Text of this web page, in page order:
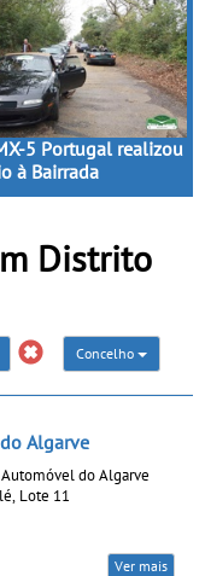
5 Portugal realizou
à Bairrada
Distrito
Concelho
Algarve
do Algarve
Lote 11
Ver mais